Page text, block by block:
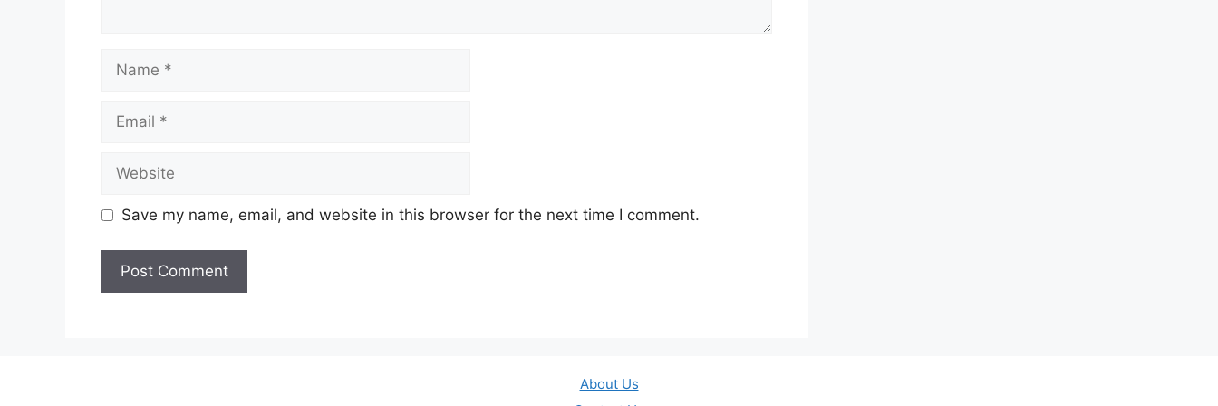
Name
Email
Website
Save my name, email, and website in this browser for the next time I comment.
About Us